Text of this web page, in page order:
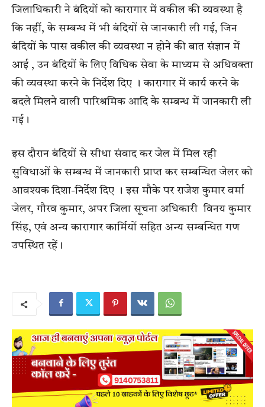
जिलाधिकारी ने बंदियों को कारागार में वकील की व्यवस्था है
कि नहीं, के सम्बन्ध में भी बंदियों से जानकारी ली गई, जिन
बंदियों के पास वकील की व्यवस्था न होने की बात संज्ञान में
आई , उन बंदियों के लिए विधिक सेवा के माध्यम से अधिवक्ता
की व्यवस्था करने के निर्देश दिए । कारागार में कार्य करने के
बदले मिलने वाली पारिश्रमिक आदि के सम्बन्ध में जानकारी ली
गई।
इस दौरान बंदियों से सीधा संवाद कर जेल में मिल रही
सुविधाओं के सम्बन्ध में जानकारी प्राप्त कर सम्बन्धित जेलर को
आवश्यक दिशा-निर्देश दिए । इस मौके पर राजेश कुमार वर्मा
जेलर, गौरव कुमार, अपर जिला सूचना अधिकारी विनय कुमार
सिंह, एवं अन्य कारागार कार्मियों सहित अन्य सम्बन्धित गण
उपस्थित रहें।